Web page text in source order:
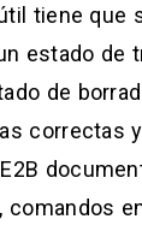
tiene que
estado de
de
correctas
comandos